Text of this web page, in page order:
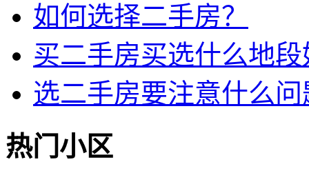
如何选择二手房？
买二手房买选什么地段
选二手房要注意什么问
热门小区